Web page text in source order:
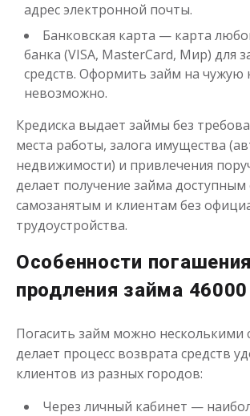
адрес электронной почты.
Банковская карта — карта
банка (VISA, MasterCard, Мир) для
средств. Оформить займ на чужую
невозможно.
Кредиска выдает займы без
места работы, залога имущества
недвижимости) и привлечения
делает получение займа доступным
самозанятым и клиентам без
трудоустройства.
Особенности
продления займа
Погасить займ можно несколькими
делает процесс возврата средств
клиентов из разных городов:
Через личный кабинет —